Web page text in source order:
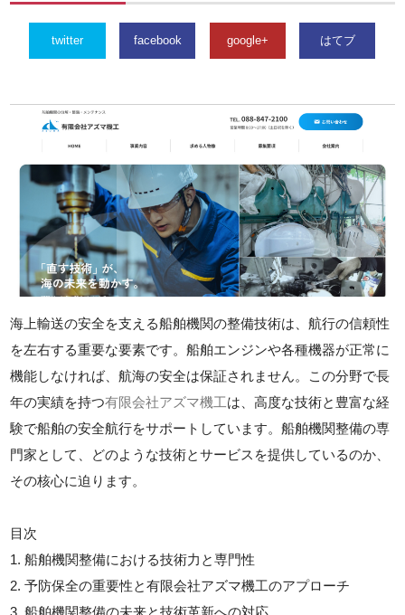
twitter facebook google+ はてブ
海上輸送の安全を支える船舶機関の整備技術は、航行の信頼性
を左右する重要な要素です。船舶エンジンや各種機器が正常に
機能しなければ、航海の安全は保証されません。この分野で長
年の実績を持つ有限会社アズマ機工は、高度な技術と豊富な経
験で船舶の安全航行をサポートしています。船舶機関整備の専
門家として、どのような技術とサービスを提供しているのか、
その核心に迫ります。
目次
1. 船舶機関整備における技術力と専門性
2. 予防保全の重要性と有限会社アズマ機工のアプローチ
3. 船舶機関整備の未来と技術革新への対応